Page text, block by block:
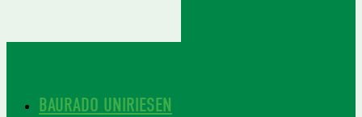
BAURADO UNIRIESEN